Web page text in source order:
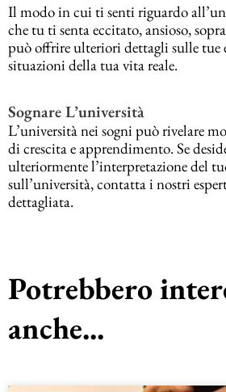
Il modo in cui ti senti riguardo
che tu ti senta eccitato, ansioso,
può offrire ulteriori dettagli sulle tue
situazioni della tua vita reale.
Sognare L’università
L’università nei sogni può rivelare
di crescita e apprendimento. Se
ulteriormente l’interpretazione del
sull’università, contatta i nostri
dettagliata.
Potrebbero
anche...